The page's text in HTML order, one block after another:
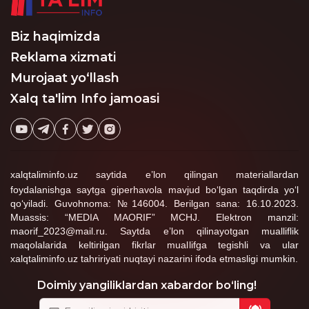
Biz haqimizda
Reklama xizmati
Murojaat yo‘llash
Xalq ta'lim Info jamoasi
xalqtaliminfo.uz saytida e’lon qilingan materiallardan
foydalanishga saytga giperhavola mavjud bo‘lgan taqdirda yo‘l
qo‘yiladi. Guvohnoma: №146004. Berilgan sana: 16.10.2023.
Muassis: “MEDIA MAORIF” MCHJ. Elektron manzil:
maorif_2023@mail.ru. Saytda e’lon qilinayotgan mualliflik
maqolalarida keltirilgan fikrlar muallifga tegishli va ular
xalqtaliminfo.uz tahririyati nuqtayi nazarini ifoda etmasligi mumkin.
Doimiy yangiliklardan xabardor bo‘ling!